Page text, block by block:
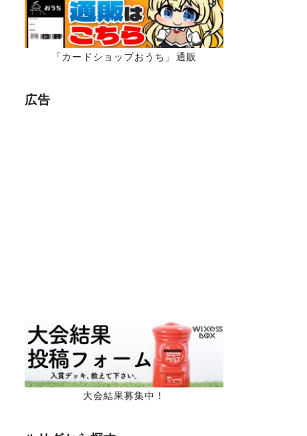
「カードショップおうち」通販
広告
大会結果募集中！